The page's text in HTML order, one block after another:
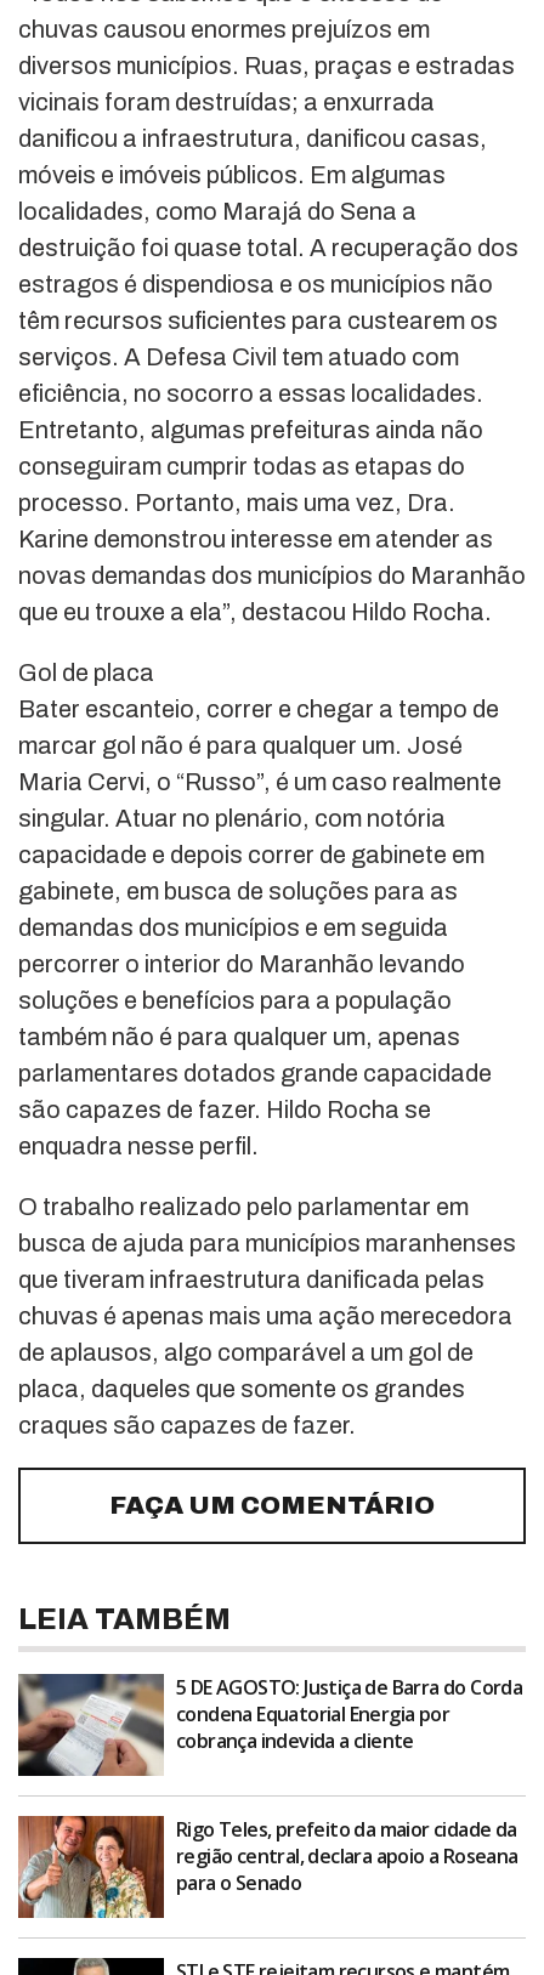
chuvas causou enormes prejuízos em
diversos municípios. Ruas, praças e estradas
vicinais foram destruídas; a enxurrada
danificou a infraestrutura, danificou casas,
móveis e imóveis públicos. Em algumas
localidades, como Marajá do Sena a
destruição foi quase total. A recuperação dos
estragos é dispendiosa e os municípios não
têm recursos suficientes para custearem os
serviços. A Defesa Civil tem atuado com
eficiência, no socorro a essas localidades.
Entretanto, algumas prefeituras ainda não
conseguiram cumprir todas as etapas do
processo. Portanto, mais uma vez, Dra.
Karine demonstrou interesse em atender as
novas demandas dos municípios do Maranhão
que eu trouxe a ela”, destacou Hildo Rocha.
Gol de placa
Bater escanteio, correr e chegar a tempo de
marcar gol não é para qualquer um. José
Maria Cervi, o “Russo”, é um caso realmente
singular. Atuar no plenário, com notória
capacidade e depois correr de gabinete em
gabinete, em busca de soluções para as
demandas dos municípios e em seguida
percorrer o interior do Maranhão levando
soluções e benefícios para a população
também não é para qualquer um, apenas
parlamentares dotados grande capacidade
são capazes de fazer. Hildo Rocha se
enquadra nesse perfil.
O trabalho realizado pelo parlamentar em
busca de ajuda para municípios maranhenses
que tiveram infraestrutura danificada pelas
chuvas é apenas mais uma ação merecedora
de aplausos, algo comparável a um gol de
placa, daqueles que somente os grandes
craques são capazes de fazer.
FAÇA UM COMENTÁRIO
LEIA TAMBÉM
5 DE AGOSTO: Justiça de Barra do Corda
condena Equatorial Energia por
cobrança indevida a cliente
Rigo Teles, prefeito da maior cidade da
região central, declara apoio a Roseana
para o Senado